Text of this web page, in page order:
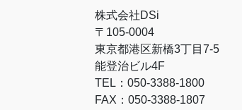
株式会社DSi
〒105-0004
東京都港区新橋3丁目7-5
能登治ビル4F
TEL：050-3388-1800
FAX：050-3388-1807